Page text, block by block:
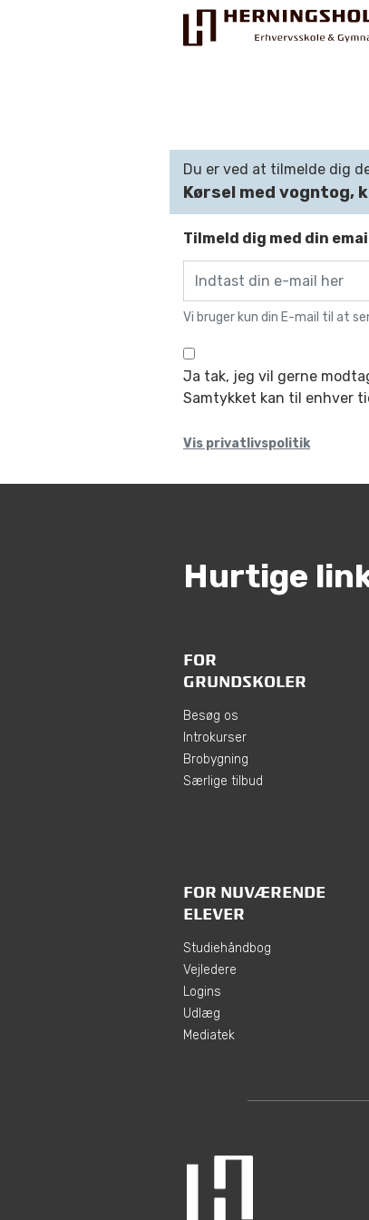
Du er ved at tilmelde dig
Kørsel med vogntog,
Tilmeld dig med din
Vi bruger kun din E-mail til at
Ja tak, jeg vil gerne
Samtykket kan til enhver
Vis privatlivspolitik
Hurtige
FOR
GRUNDSKOLER
Besøg os
Introkurser
Brobygning
Særlige tilbud
FOR NUVÆRENDE
ELEVER
Studiehåndbog
Vejledere
Logins
Udlæg
Mediatek